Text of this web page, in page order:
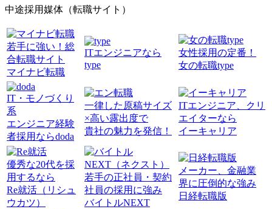
中途採用媒体（転職サイト）
若手に強い！総
合転職サイト
マイナビ転職
ITエンジニアなら
type
女性採用の定番！
女の転職type
IT・モノづくり
系
エンジニア経験
者採用ならdoda
一律した原稿サイズ
×高い露出度で
貴社の魅力を発信！
ITエンジニア、クリ
エイターなら
イーキャリア
優秀な20代を採
用するなら
Re就活（リシュ
ウカツ）
若手の正社員・契約
社員の採用に強み
バイトルNEXT
メーカー、金融業
界に圧倒的な強み
日経転職版